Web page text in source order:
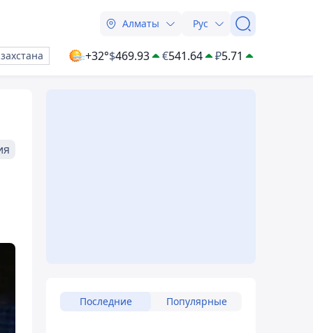
Алматы Рус
+32°$469.93 €541.64 ₽5.71
Последние Популярные